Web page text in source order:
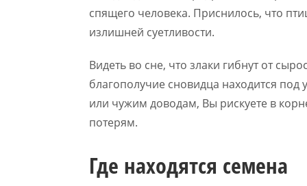
спящего человека. Приснилось, что
излишней суетливости.
Видеть во сне, что злаки гибнут от
благополучие сновидца находится
или чужим доводам, Вы рискуете в
потерям.
Где находятся семена